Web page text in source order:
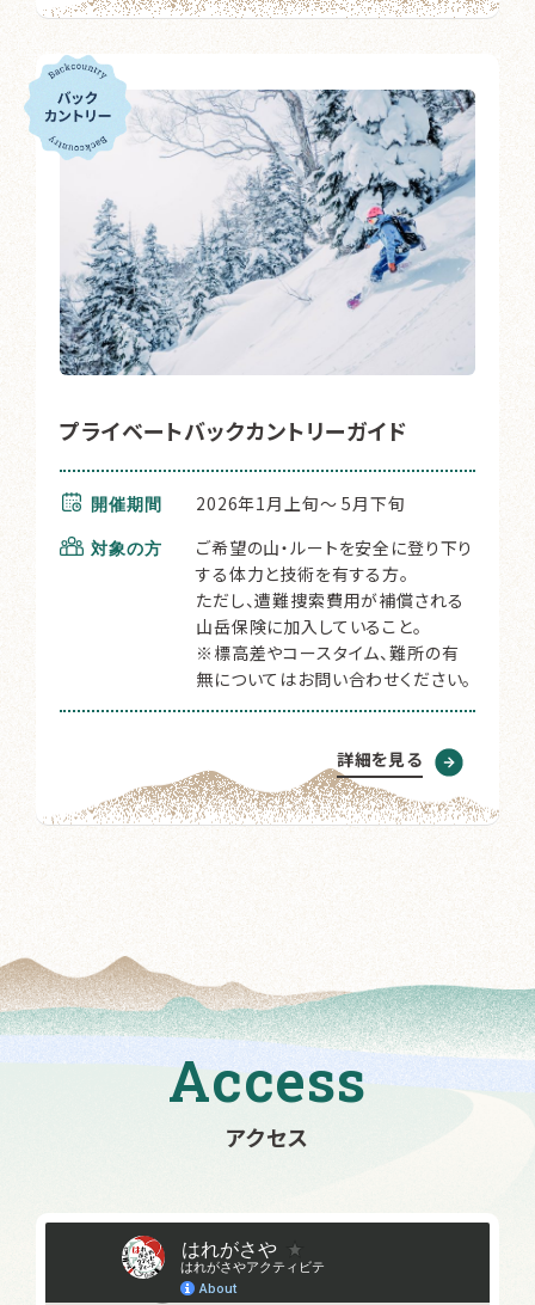
プライベートバックカントリーガイド
開催期間 2026年1月上旬～ 5月下旬
対象の方
ご希望の山・ルートを安全に登り下り
する体力と技術を有する方。
ただし、遭難捜索費用が補償される
山岳保険に加入していること。
※標高差やコースタイム、難所の有
無についてはお問い合わせください。
詳細を見る
Access
アクセス